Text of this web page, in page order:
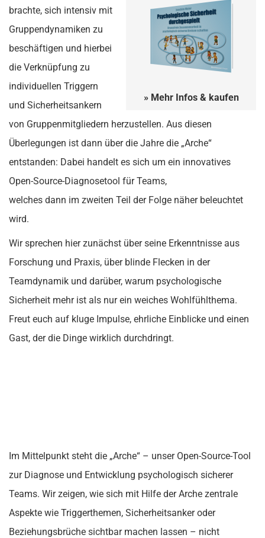
» Mehr Infos & kaufen
brachte, sich intensiv mit
Gruppendynamiken zu
beschäftigen und hierbei
die Verknüpfung zu
individuellen Triggern
und Sicherheitsankern
von Gruppenmitgliedern herzustellen. Aus diesen
Überlegungen ist dann über die Jahre die „Arche“
entstanden: Dabei handelt es sich um ein innovatives
Open-Source-Diagnosetool für Teams,
welches dann im zweiten Teil der Folge näher beleuchtet
wird.
Wir sprechen hier zunächst über seine Erkenntnisse aus
Forschung und Praxis, über blinde Flecken in der
Teamdynamik und darüber, warum psychologische
Sicherheit mehr ist als nur ein weiches Wohlfühlthema.
Freut euch auf kluge Impulse, ehrliche Einblicke und einen
Gast, der die Dinge wirklich durchdringt.
Im Mittelpunkt steht die „Arche“ – unser Open-Source-Tool
zur Diagnose und Entwicklung psychologisch sicherer
Teams. Wir zeigen, wie sich mit Hilfe der Arche zentrale
Aspekte wie Triggerthemen, Sicherheitsanker oder
Beziehungsbrüche sichtbar machen lassen – nicht